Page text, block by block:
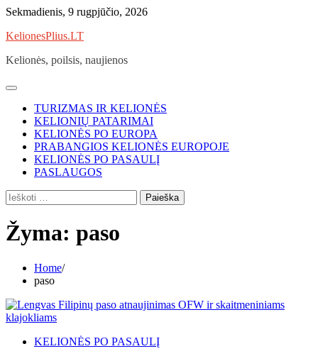
Skip
content
Sekmadienis, 9 rugpjūčio, 2026
KelionesPlius.LT
Kelionės, poilsis, naujienos
TURIZMAS IR KELIONĖS
KELIONIŲ PATARIMAI
KELIONĖS PO EUROPA
PRABANGIOS KELIONĖS EUROPOJE
KELIONĖS PO PASAULĮ
PASLAUGOS
Ieškoti:
Žyma: paso
Home
paso
KELIONĖS PO PASAULĮ